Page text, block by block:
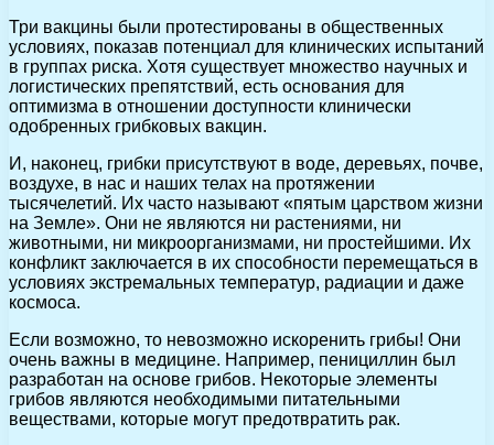
Три вакцины были протестированы в общественных
условиях, показав потенциал для клинических испытаний
в группах риска. Хотя существует множество научных и
логистических препятствий, есть основания для
оптимизма в отношении доступности клинически
одобренных грибковых вакцин.
И, наконец, грибки присутствуют в воде, деревьях, почве,
воздухе, в нас и наших телах на протяжении
тысячелетий. Их часто называют «пятым царством жизни
на Земле». Они не являются ни растениями, ни
животными, ни микроорганизмами, ни простейшими. Их
конфликт заключается в их способности перемещаться в
условиях экстремальных температур, радиации и даже
космоса.
Если возможно, то невозможно искоренить грибы! Они
очень важны в медицине. Например, пенициллин был
разработан на основе грибов. Некоторые элементы
грибов являются необходимыми питательными
веществами, которые могут предотвратить рак.